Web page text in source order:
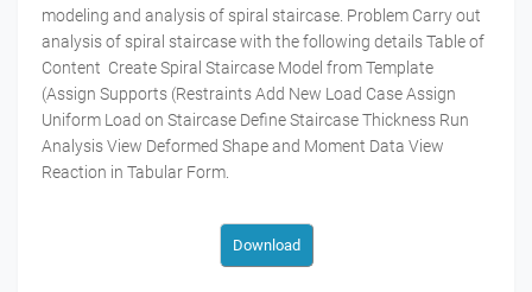
modeling and analysis of spiral staircase. Problem Carry out
analysis of spiral staircase with the following details Table of
Content Create Spiral Staircase Model from Template
(Assign Supports (Restraints Add New Load Case Assign
Uniform Load on Staircase Define Staircase Thickness Run
Analysis View Deformed Shape and Moment Data View
Reaction in Tabular Form.